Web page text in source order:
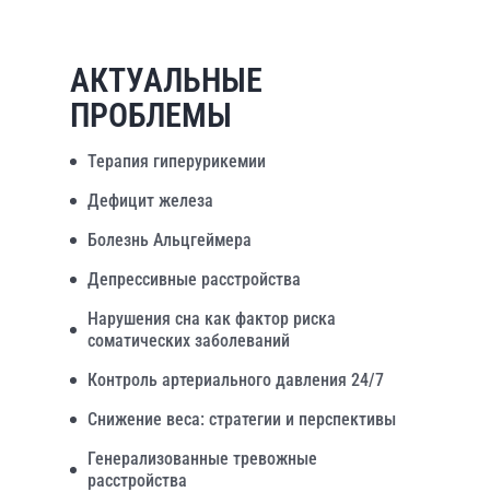
АКТУАЛЬНЫЕ
ПРОБЛЕМЫ
Терапия гиперурикемии
Дефицит железа
Болезнь Альцгеймера
Депрессивные расстройства
Нарушения сна как фактор риска
соматических заболеваний
Контроль артериального давления 24/7
Снижение веса: стратегии и перспективы
Генерализованные тревожные
расстройства